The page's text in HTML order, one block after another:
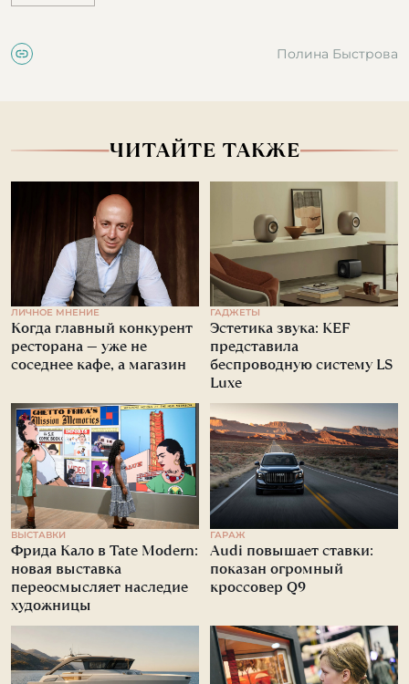
Полина Быстрова
ЧИТАЙТЕ ТАКЖЕ
ЛИЧНОЕ МНЕНИЕ
Когда главный конкурент
ресторана — уже не
соседнее кафе, а магазин
ГАДЖЕТЫ
Эстетика звука: KEF
представила
беспроводную систему LS
Luxe
ВЫСТАВКИ
Фрида Кало в Tate Modern:
новая выставка
переосмысляет наследие
художницы
ГАРАЖ
Audi повышает ставки:
показан огромный
кроссовер Q9